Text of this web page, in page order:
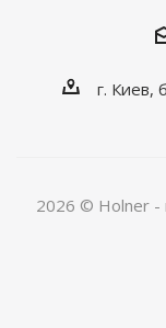
г. Киев,
2026 © Holner -